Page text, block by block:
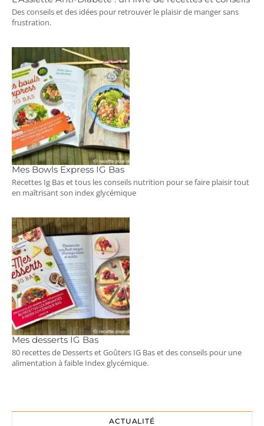
Des conseils et des idées pour retrouver le plaisir de manger sans
frustration.
Mes Bowls Express IG Bas
Recettes Ig Bas et tous les conseils nutrition pour se faire plaisir tout
en maîtrisant son index glycémique
Mes desserts IG Bas
80 recettes de Desserts et Goûters IG Bas et des conseils pour une
alimentation à faible Index glycémique.
ACTUALITÉ